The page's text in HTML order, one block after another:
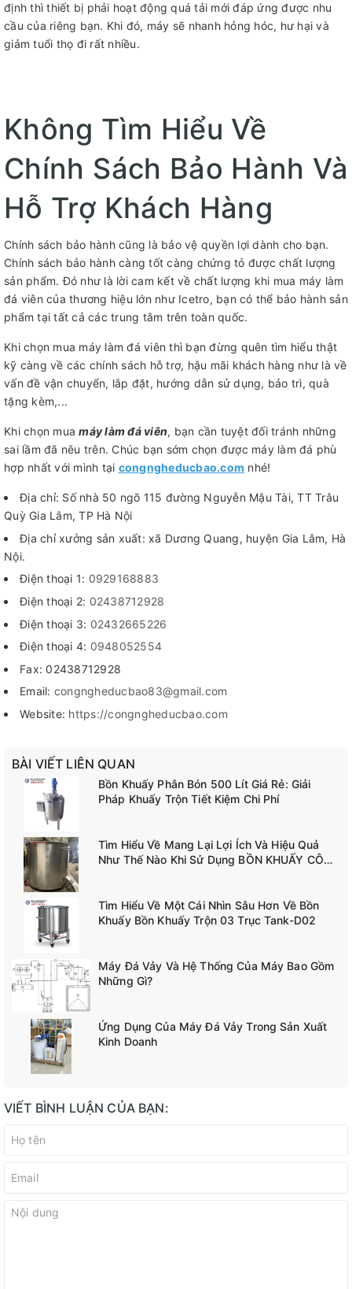
định thì thiết bị phải hoạt động quá tải mới đáp ứng được nhu
cầu của riêng bạn. Khi đó, máy sẽ nhanh hỏng hóc, hư hại và
giảm tuổi thọ đi rất nhiều.
Không Tìm Hiểu Về
Chính Sách Bảo Hành Và
Hỗ Trợ Khách Hàng
Chính sách bảo hành cũng là bảo vệ quyền lợi dành cho bạn.
Chính sách bảo hành càng tốt càng chứng tỏ được chất lượng
sản phẩm. Đó như là lời cam kết về chất lượng khi mua máy làm
đá viên của thương hiệu lớn như Icetro, bạn có thể bảo hành sản
phẩm tại tất cả các trung tâm trên toàn quốc.
Khi chọn mua máy làm đá viên thì bạn đừng quên tìm hiểu thật
kỹ càng về các chính sách hỗ trợ, hậu mãi khách hàng như là về
vấn đề vận chuyển, lắp đặt, hướng dẫn sử dụng, bảo trì, quà
tặng kèm,...
Khi chọn muamáy làm đá viên, bạn cần tuyệt đối tránh những
sai lầm đã nêu trên. Chúc bạn sớm chọn được máy làm đá phù
hợp nhất với mình tại congngheducbao.com nhé!
Địa chỉ: Số nhà 50 ngõ 115 đường Nguyễn Mậu Tài, TT Trâu
Quỳ Gia Lâm, TP Hà Nội
Địa chỉ xưởng sản xuất: xã Dương Quang, huyện Gia Lâm, Hà
Nội.
Điện thoại 1: 0929168883
Điện thoại 2: 02438712928
Điện thoại 3: 02432665226
Điện thoại 4: 0948052554
Fax: 02438712928
Email: congngheducbao83@gmail.com
Website: https://congngheducbao.com
BÀI VIẾT LIÊN QUAN
Bồn Khuấy Phân Bón 500 Lít Giá Rẻ: Giải
Pháp Khuấy Trộn Tiết Kiệm Chi Phí
Tìm Hiểu Về Mang Lại Lợi Ích Và Hiệu Quả
Như Thế Nào Khi Sử Dụng BỒN KHUẤY CÔNG
Tìm Hiểu Về Một Cái Nhìn Sâu Hơn Về Bồn
Khuấy Bồn Khuấy Trộn 03 Trục Tank-D02
Máy Đá Vảy Và Hệ Thống Của Máy Bao Gồm
Những Gì?
Ứng Dụng Của Máy Đá Vảy Trong Sản Xuất
Kinh Doanh
VIẾT BÌNH LUẬN CỦA BẠN: